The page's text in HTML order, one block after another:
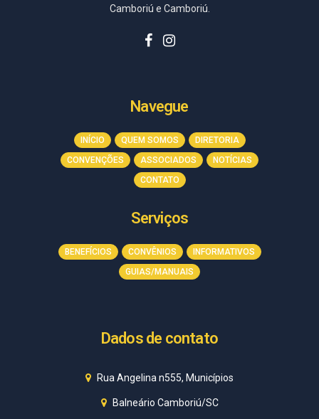
Camboriú e Camboriú.
Navegue
INÍCIO QUEM SOMOS
DIRETORIA
CONVENÇÕES
ASSOCIADOS
NOTÍCIAS
CONTATO
Serviços
BENEFÍCIOS CONVÊNIOS
INFORMATIVOS
GUIAS/MANUAIS
Dados de contato
Rua Angelina n555, Municípios
Balneário Camboriú/SC